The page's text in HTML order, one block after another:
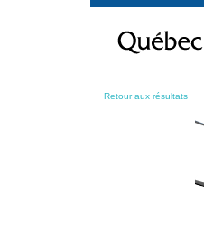
contenu
Retour aux résultats